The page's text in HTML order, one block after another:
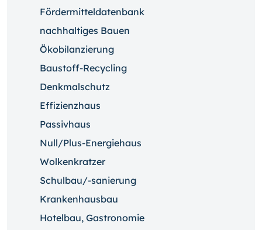
Fördermitteldatenbank
nachhaltiges Bauen
Ökobilanzierung
Baustoff-Recycling
Denkmalschutz
Effizienzhaus
Passivhaus
Null/Plus-Energiehaus
Wolkenkratzer
Schulbau/-sanierung
Krankenhausbau
Hotelbau, Gastronomie